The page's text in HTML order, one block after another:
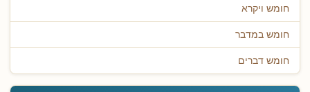
חומש ויקרא
חומש במדבר
חומש דברים